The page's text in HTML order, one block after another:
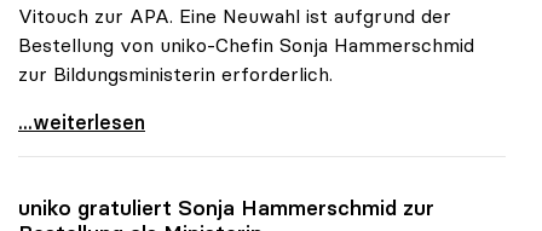
Vitouch zur APA. Eine Neuwahl ist aufgrund der
Bestellung von uniko-Chefin Sonja Hammerschmid
zur Bildungsministerin erforderlich.
Universitätenkonferenz wählt am 6. Juni neuen
...weiterlesen
uniko gratuliert Sonja Hammerschmid zur